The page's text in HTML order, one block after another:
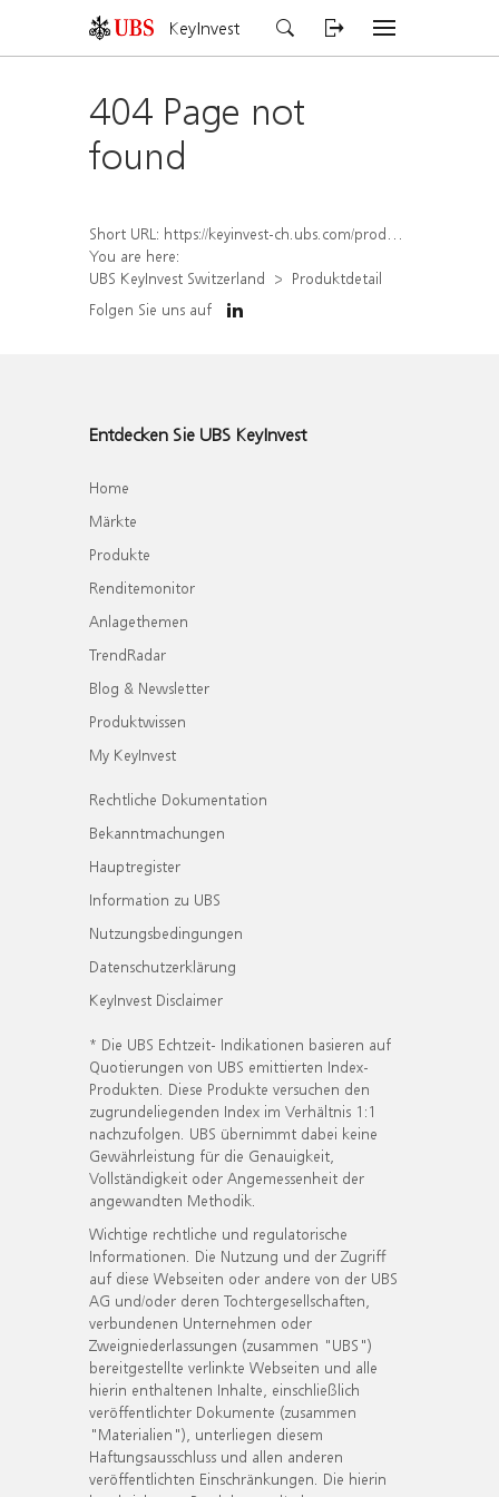
KeyInvest
404 Page not
found
Short URL: https://keyinvest-ch.ubs.com/produkt/detail/index/isin/CH1584633718
You are here:
UBS KeyInvest Switzerland
Produktdetail
Folgen Sie uns auf
Entdecken Sie UBS KeyInvest
Home
Märkte
Produkte
Renditemonitor
Anlagethemen
TrendRadar
Blog & Newsletter
Produktwissen
My KeyInvest
Rechtliche Dokumentation
Bekanntmachungen
Hauptregister
Information zu UBS
Nutzungsbedingungen
Datenschutzerklärung
KeyInvest Disclaimer
* Die UBS Echtzeit- Indikationen basieren auf
Quotierungen von UBS emittierten Index-
Produkten. Diese Produkte versuchen den
zugrundeliegenden Index im Verhältnis 1:1
nachzufolgen. UBS übernimmt dabei keine
Gewährleistung für die Genauigkeit,
Vollständigkeit oder Angemessenheit der
angewandten Methodik.
Wichtige rechtliche und regulatorische
Informationen. Die Nutzung und der Zugriff
auf diese Webseiten oder andere von der UBS
AG und/oder deren Tochtergesellschaften,
verbundenen Unternehmen oder
Zweigniederlassungen (zusammen "UBS")
bereitgestellte verlinkte Webseiten und alle
hierin enthaltenen Inhalte, einschließlich
veröffentlichter Dokumente (zusammen
"Materialien"), unterliegen diesem
Haftungsausschluss und allen anderen
veröffentlichten Einschränkungen. Die hierin